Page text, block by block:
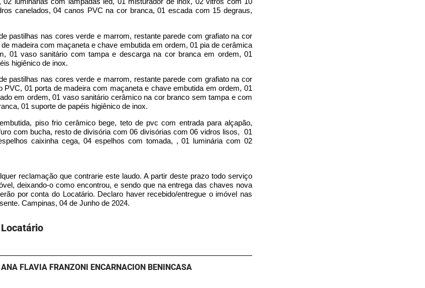
canelados, 04 canos PVC na cor branca, 01 escada com 15 degraus,
pastilhas nas cores verde e marrom, restante parede com grafiato na cor
madeira com maçaneta e chave embutida em ordem, 01 pia de cerâmica
01 vaso sanitário com tampa e descarga na cor branca em ordem, 01
higiênico de inox.
pastilhas nas cores verde e marrom, restante parede com grafiato na cor
01 porta de madeira com maçaneta e chave embutida em ordem, 01
em ordem, 01 vaso sanitário cerâmico na cor branco sem tampa e com
01 suporte de papéis higiênico de inox.
piso frio cerâmico bege, teto de pvc com entrada para alçapão,
com bucha, resto de divisória com 06 divisórias com 06 vidros lisos, 01
caixinha cega, 04 espelhos com tomada, , 01 luminária com 02
reclamação que contrarie este laudo. A partir deste prazo todo serviço
deixando-o como encontrou, e sendo que na entrega das chaves nova
por conta do Locatário. Declaro haver recebido/entregue o imóvel nas
Campinas, 04 de Junho de 2024.
Locatário​
ANA FLAVIA FRANZONI ENCARNACION BENINCASA